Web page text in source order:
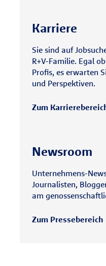
Karriere
Sie sind auf
R+V-Familie. Egal
Profis, es erwarten
und Perspektiven.
Zum
Newsroom
Unternehmens-
Journalisten,
am
Zum Pressebereich